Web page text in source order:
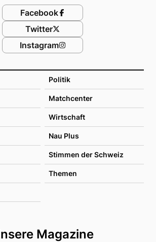
Politik
Matchcenter
Wirtschaft
Nau Plus
Stimmen der Schweiz
Themen
Magazine
Facebook
Twitter
Instagram